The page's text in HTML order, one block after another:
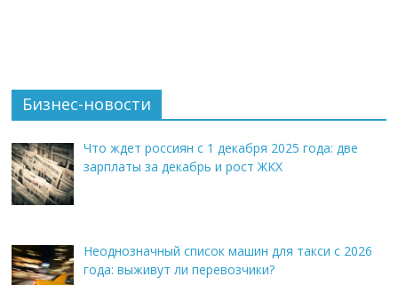
Бизнес-новости
Что ждет россиян с 1 декабря 2025 года: две
зарплаты за декабрь и рост ЖКХ
Неоднозначный список машин для такси с 2026
года: выживут ли перевозчики?